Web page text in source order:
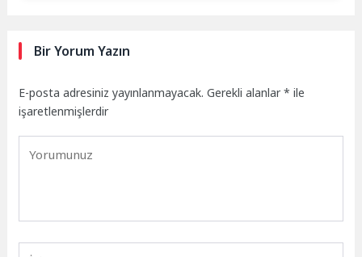
Bir Yorum Yazın
E-posta adresiniz yayınlanmayacak. Gerekli alanlar* ile
işaretlenmişlerdir